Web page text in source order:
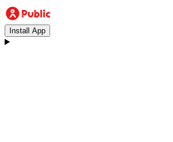
Install App